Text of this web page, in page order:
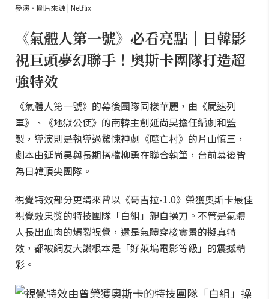
參演。圖片來源 | Netflix
《氣體人第一號》必看亮點｜日韓影
視巨頭夢幻聯手！奧斯卡團隊打造超
強特效
《氣體人第一號》的幕後團隊同樣華麗，由《屍速列
車》、《地獄公使》的南韓主創延尚昊擔任編劇和監
製，導演則是執導過驚悚神劇《噬亡村》的片山慎三，
劇本由延尚昊與長期搭檔柳勇在聯合執筆，台前幕後皆
為日韓頂尖團隊。
視覺特效部分更請來曾以《哥吉拉-1.0》榮獲奧斯卡最佳
視覺效果獎的特技團隊「白組」親自操刀。不管是氣體
人長出血肉的爆裂視覺，還是氣體穿梭實景的擬真特
效，都被網友大讚根本是「好萊塢電影等級」的震撼精
彩。